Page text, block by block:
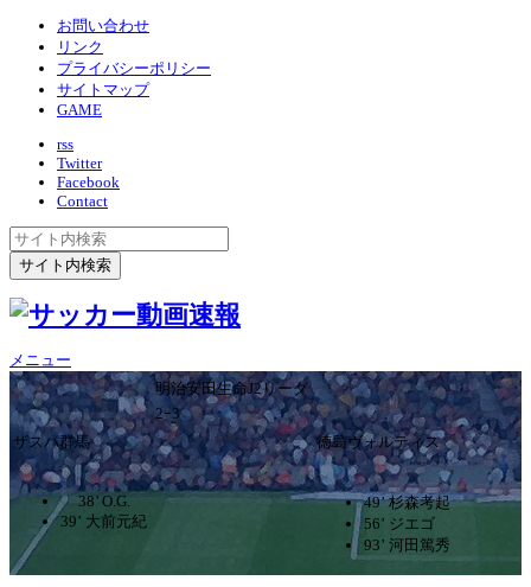
お問い合わせ
リンク
プライバシーポリシー
サイトマップ
GAME
rss
Twitter
Facebook
Contact
メニュー
明治安田生命J2リーグ
2ｰ3
ザスパ群馬
徳島ヴォルティス
38’ O.G.
39’ 大前元紀
49’ 杉森考起
56’ ジエゴ
93’ 河田篤秀